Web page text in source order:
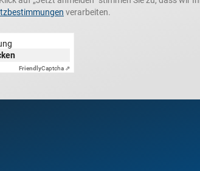
verarbeiten.
FriendlyCaptcha ⇗